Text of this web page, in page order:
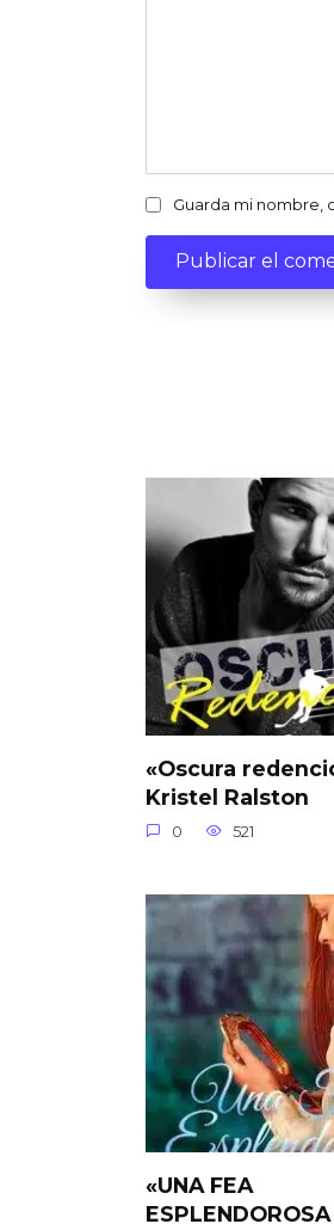
Guarda mi nombre,
«Oscura
Kristel Ralston
0 521
«UNA FEA